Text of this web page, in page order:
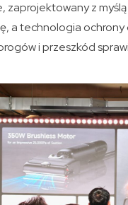
zaprojektowany z
a technologia ochrony
i przeszkód